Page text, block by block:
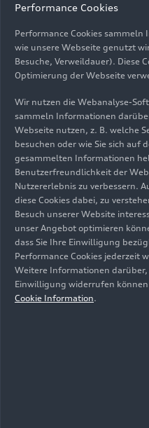
29.07.2025 Foto
Performance Cookies
Performance Cookies
wie unsere Webseite genutzt
Besuche, Verweildauer). Diese
Optimierung der Webseite
Wir nutzen die Webanalyse-
sammeln Informationen
Webseite nutzen, z. B. welche
besuchen oder wie Sie sich auf
gesammelten Informationen
Benutzerfreundlichkeit der
Nutzererlebnis zu verbessern.
diese Cookies dabei, zu
Besuch unserer Website
unser Angebot optimieren
dass Sie Ihre Einwilligung
Performance Cookies jederzeit
Weitere Informationen darüber,
Einwilligung widerrufen
Cookie Information.